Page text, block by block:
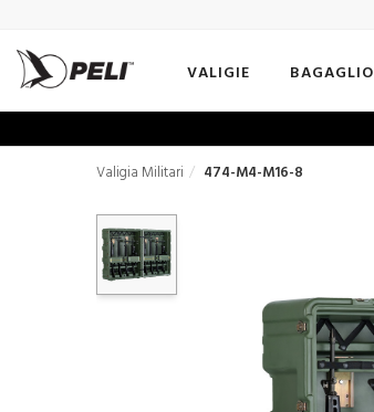
VALIGIE BAGAGLIO
Valigia Militari 474-M4-M16-8